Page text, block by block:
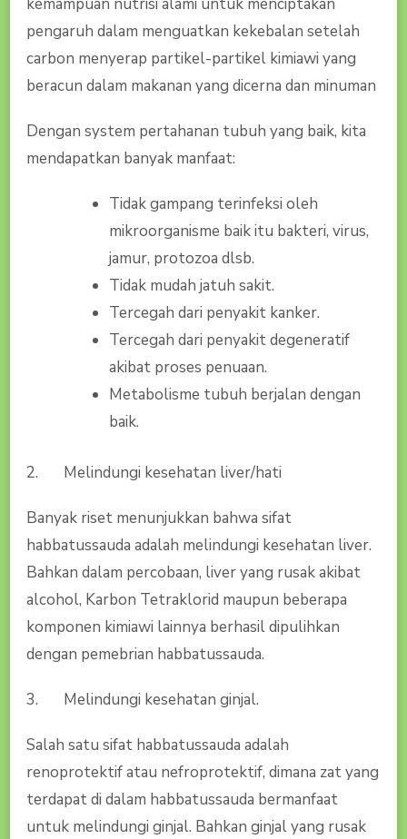
kemampuan nutrisi alami untuk menciptakan
pengaruh dalam menguatkan kekebalan setelah
carbon menyerap partikel-partikel kimiawi yang
beracun dalam makanan yang dicerna dan minuman
Dengan system pertahanan tubuh yang baik, kita
mendapatkan banyak manfaat:
Tidak gampang terinfeksi oleh
mikroorganisme baik itu bakteri, virus,
jamur, protozoa dlsb.
Tidak mudah jatuh sakit.
Tercegah dari penyakit kanker.
Tercegah dari penyakit degeneratif
akibat proses penuaan.
Metabolisme tubuh berjalan dengan
baik.
2. Melindungi kesehatan liver/hati
Banyak riset menunjukkan bahwa sifat
habbatussauda adalah melindungi kesehatan liver.
Bahkan dalam percobaan, liver yang rusak akibat
alcohol, Karbon Tetraklorid maupun beberapa
komponen kimiawi lainnya berhasil dipulihkan
dengan pemebrian habbatussauda.
3. Melindungi kesehatan ginjal.
Salah satu sifat habbatussauda adalah
renoprotektif atau nefroprotektif, dimana zat yang
terdapat di dalam habbatussauda bermanfaat
untuk melindungi ginjal. Bahkan ginjal yang rusak